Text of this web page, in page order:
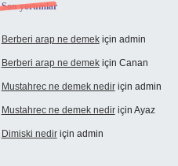
Son yorumlar
Berberi arap ne demekiçin admin
Berberi arap ne demekiçin Canan
Mustahrec ne demek nediriçin admin
Mustahrec ne demek nediriçin Ayaz
Dimiski nediriçin admin